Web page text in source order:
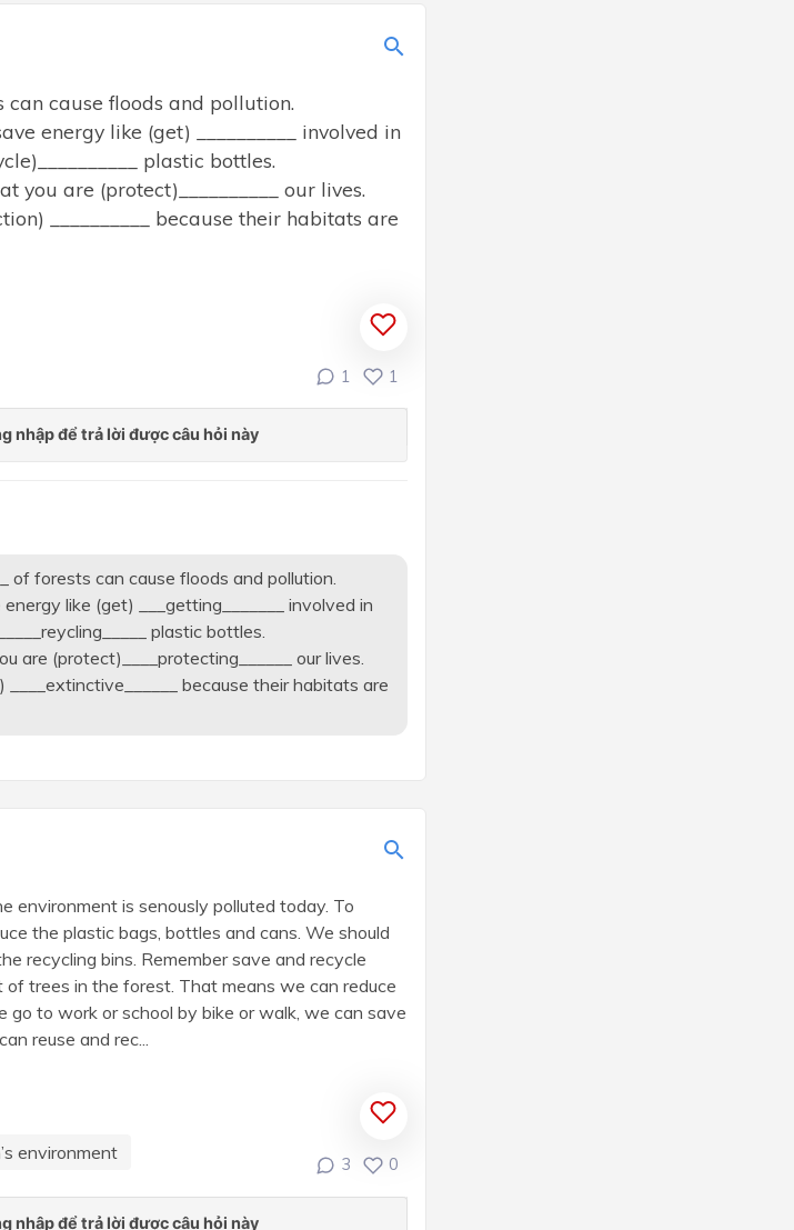
can cause floods and pollution.
energy like (get) __________ involved in
plastic bottles.
you are (protect)__________ our lives.
__________ because their habitats are
1 1
of forests can cause floods and pollution.
like (get) ___getting_______ involved in
plastic bottles.
are (protect)____protecting______ our lives.
because their habitats are
environment is senously polluted today. To
the plastic bags, bottles and cans. We should
recycling bins. Remember save and recycle
trees in the forest. That means we can reduce
to work or school by bike or walk, we can save
reuse and rec...
environment
3 0